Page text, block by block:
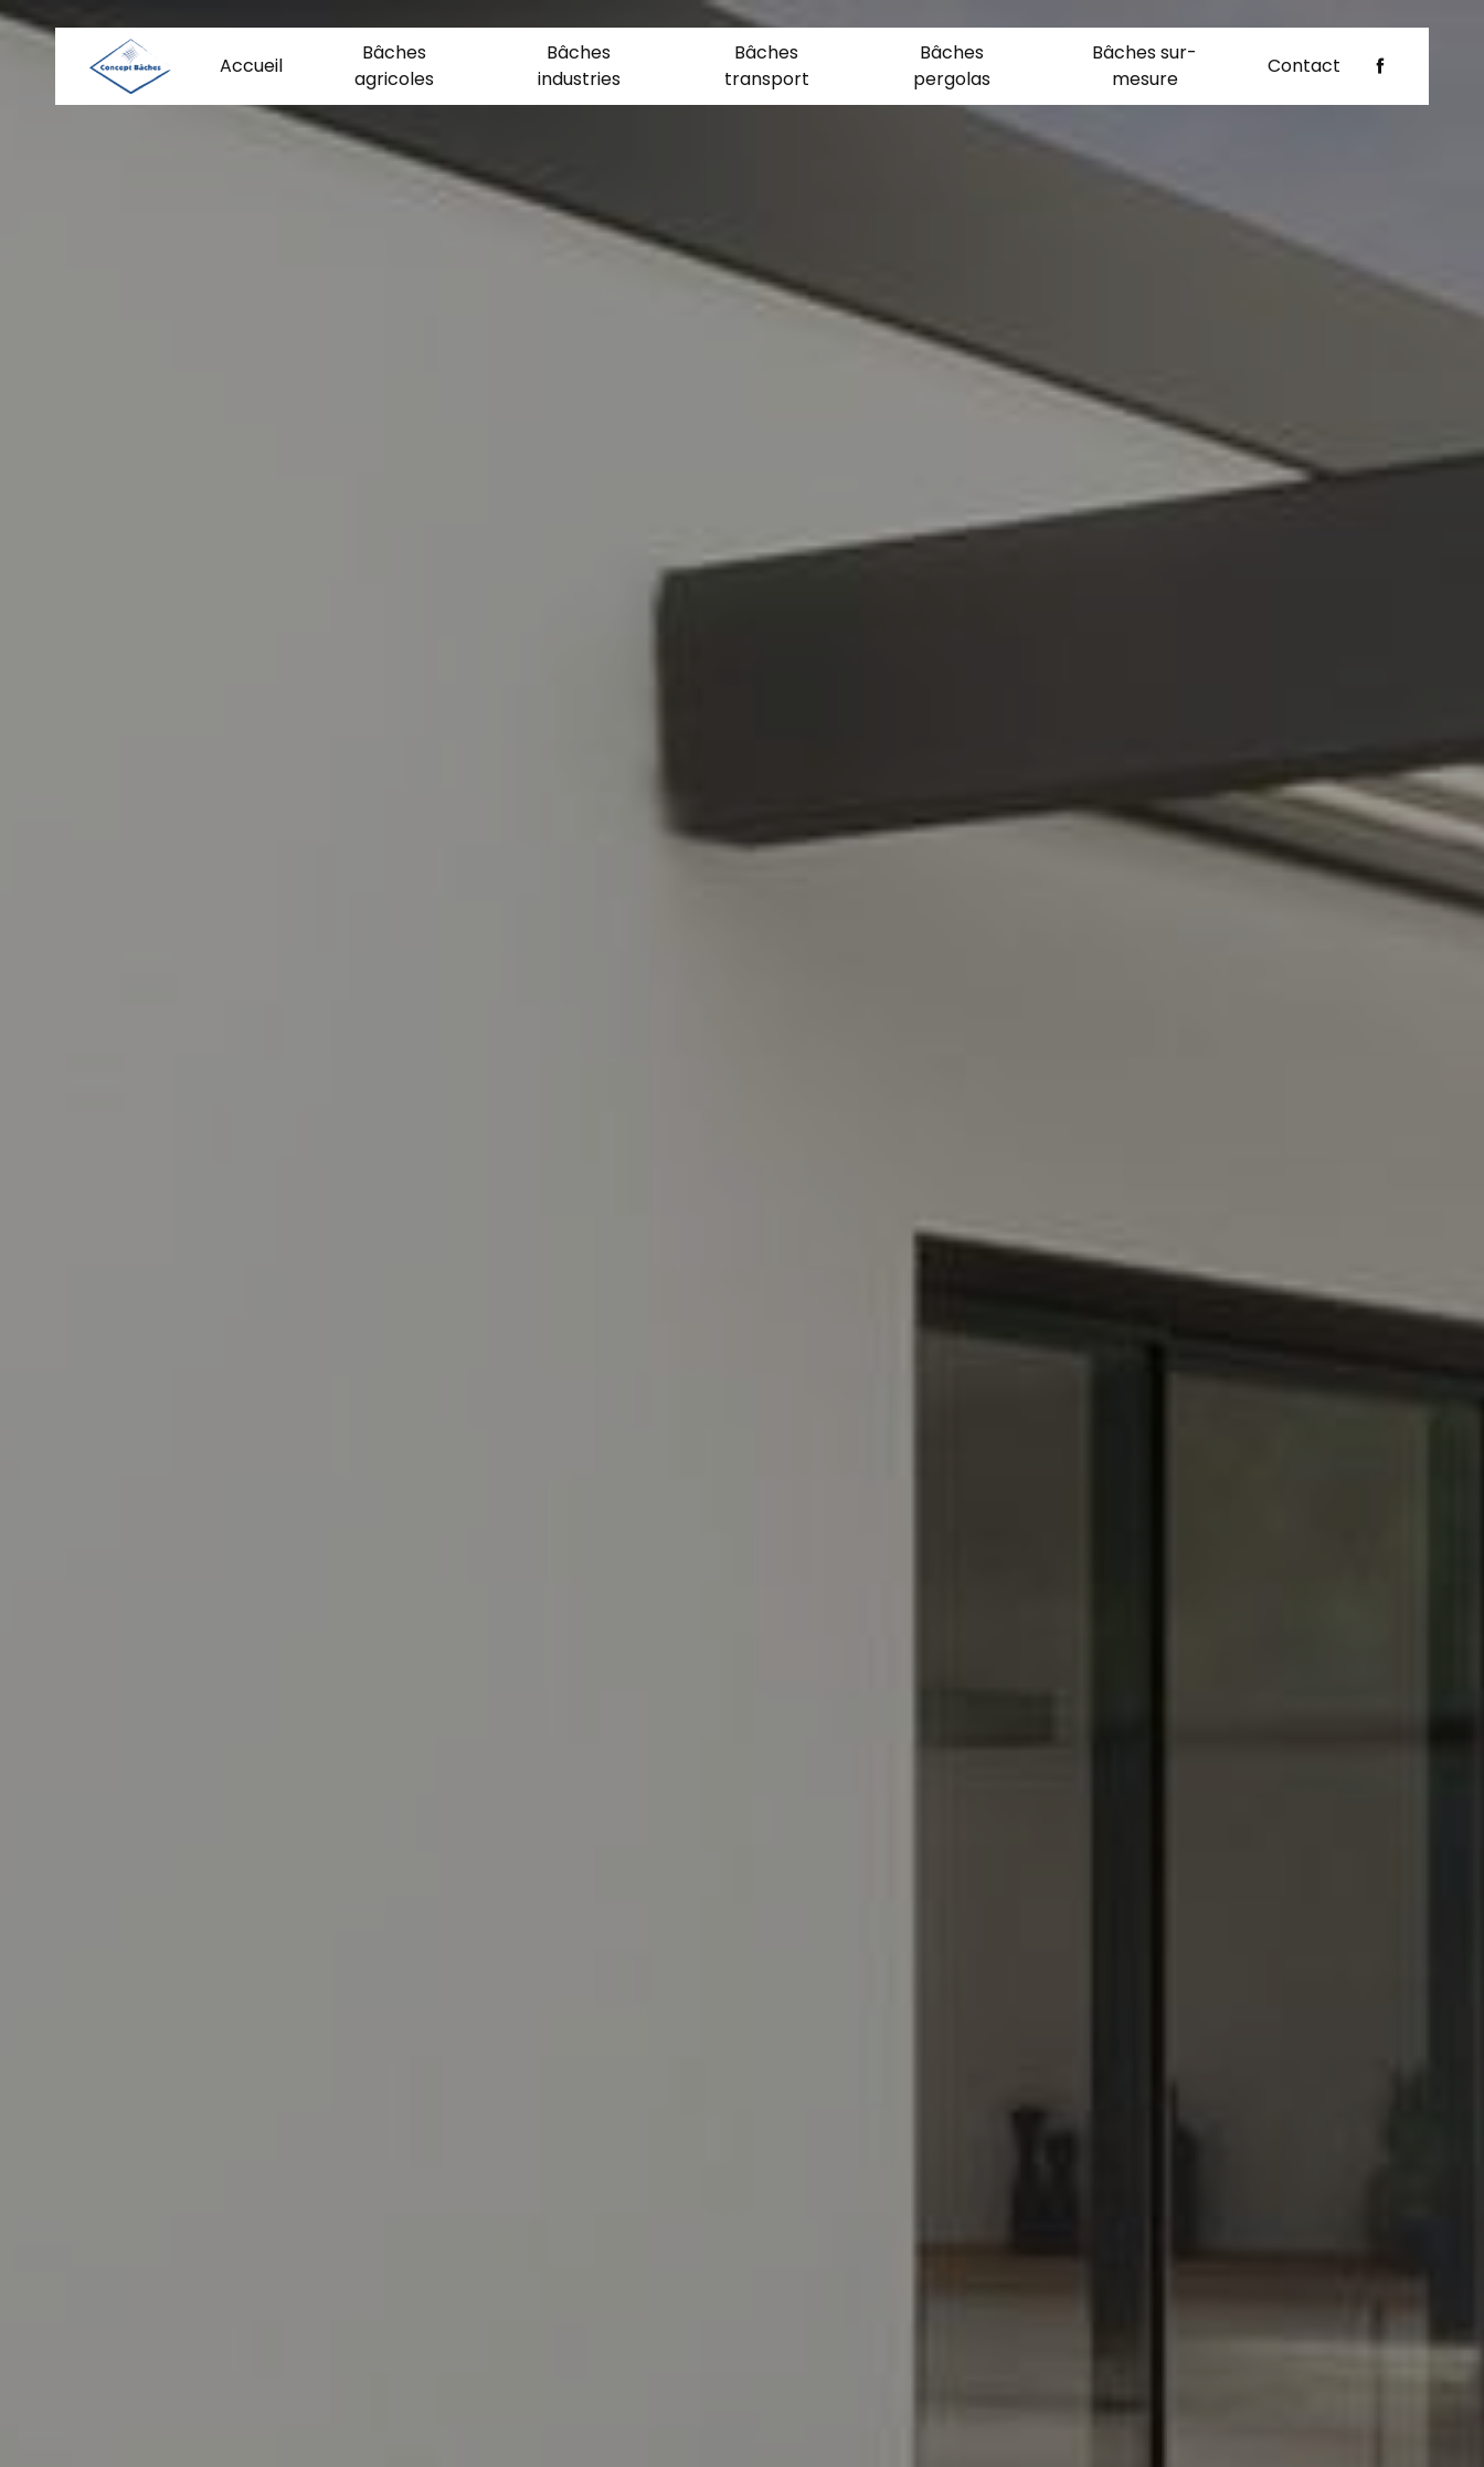
Accueil
Bâches
agricoles
Bâches
industries
Bâches
transport
Bâches
pergolas
Bâches sur-
mesure
Contact
Panneau de gestion des cookies